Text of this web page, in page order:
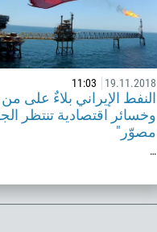
19.11.2018
11:03
النفط الإيراني بلاءٌ على
وخسائر اقتصادية تنتظر
مصوّر"
…